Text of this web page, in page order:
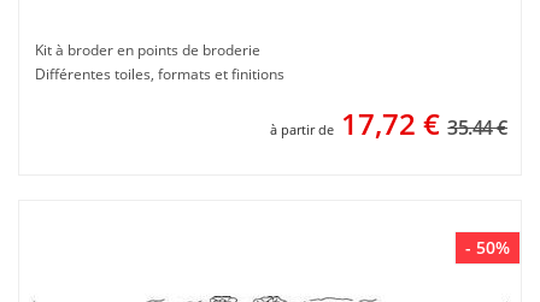
Kit à broder en points de broderie
Différentes toiles, formats et finitions
à partir de 17,72 € 35.44 €
- 50%